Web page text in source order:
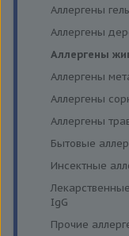
Бытовые
Пищевые
Аллергены
Аллергены
Аллергены
Аллергены
Аллергены
Аллергены
Бытовые
Инсектные
IgG
Прочие